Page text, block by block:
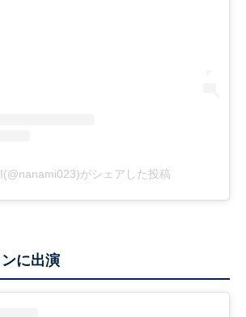
がシェアした投稿
に出演